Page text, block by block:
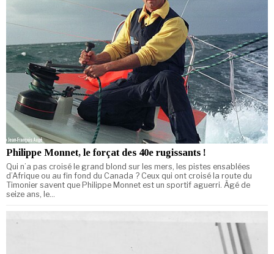
Philippe Monnet, le forçat des 40e rugissants !
Qui n’a pas croisé le grand blond sur les mers, les pistes ensablées
d’Afrique ou au fin fond du Canada ? Ceux qui ont croisé la route du
Timonier savent que Philippe Monnet est un sportif aguerri. Âgé de
seize ans, le…